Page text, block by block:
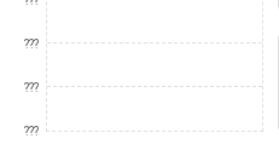
???
???
???